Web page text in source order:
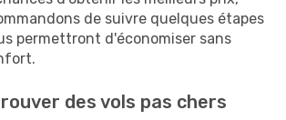
de suivre quelques étapes
permettront d'économiser sans
des vols pas chers